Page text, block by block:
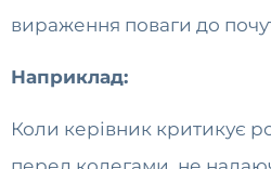
вираження поваги до
Наприклад:
Коли керівник критикує